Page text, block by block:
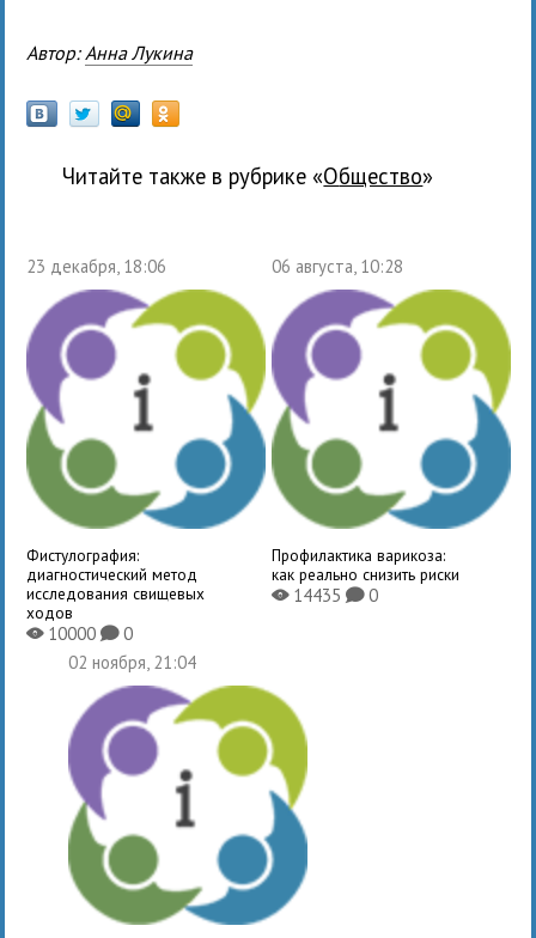
Автор: Анна Лукина
Читайте также в рубрике « общество»
23 декабря, 18:06
Фистулография:
диагностический метод
исследования свищевых
ходов
X10000K0
06 августа, 10:28
Профилактика варикоза:
как реально снизить риски
X14435 K0
02 ноября, 21:04